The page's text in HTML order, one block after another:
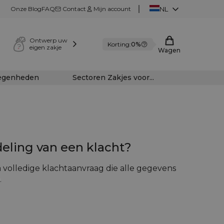
Onze BlogFAQ Contact Mijn account NL
Ontwerp uw
eigen zakje
Korting:0%
Wagen
Sectoren Zakjes voor...
van een klacht?
klachtaanvraag die alle gegevens